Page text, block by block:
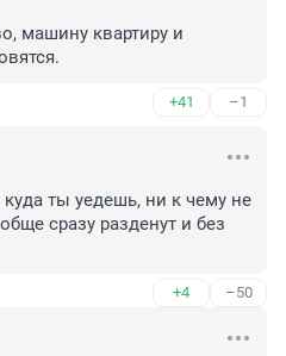
машину квартиру и
+41 –1
ты уедешь, ни к чему не
сразу разденут и без
+4 –50